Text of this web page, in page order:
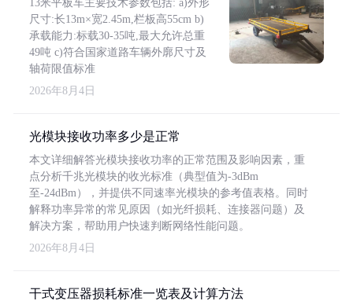
13米平板车主要技术参数包括: a)外形
尺寸:长13m×宽2.45m,栏板高55cm b)
承载能力:标载30-35吨,最大允许总重
49吨 c)符合国家道路车辆外廓尺寸及
轴荷限值标准
2026年8月4日
光模块接收功率多少是正常
本文详细解答光模块接收功率的正常范围及影响因素，重
点分析千兆光模块的收光标准（典型值为-3dBm
至-24dBm），并提供不同速率光模块的参考值表格。同时
解释功率异常的常见原因（如光纤损耗、连接器问题）及
解决方案，帮助用户快速判断网络性能问题。
2026年8月4日
干式变压器损耗标准一览表及计算方法